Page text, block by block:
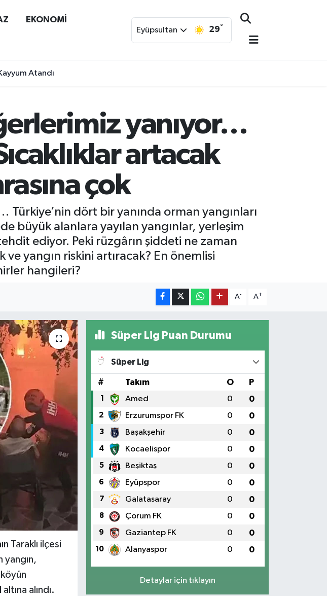
EKONOMİ
Eyüpsultan 29°
Atandı
yanıyor…
artacak
çok
Türkiye’nin dört bir yanında orman yangınları
büyük alanlara yayılan yangınlar, yerleşim
ediyor. Peki rüzgârın şiddeti ne zaman
yangın riskini artıracak? En önemlisi
hangileri?
A- A+
Taraklı ilçesi
yangın,
alındı.
Süper Lig Puan Durumu
Süper Lig
# Takım O P
1 Amed 0 0
2 Erzurumspor FK 0 0
3 Başakşehir 0 0
4 Kocaelispor 0 0
5 Beşiktaş 0 0
6 Eyüpspor 0 0
7 Galatasaray 0 0
8 Çorum FK 0 0
9 Gaziantep FK 0 0
10 Alanyaspor 0 0
Detaylar için tıklayın